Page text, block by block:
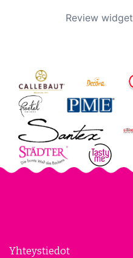
Review widget
Yhteystiedot